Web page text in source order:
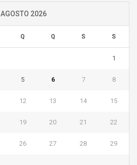
AGOSTO 2026
Q Q S S
1
5 6 7 8
12 13 14 15
19 20 21 22
26 27 28 29